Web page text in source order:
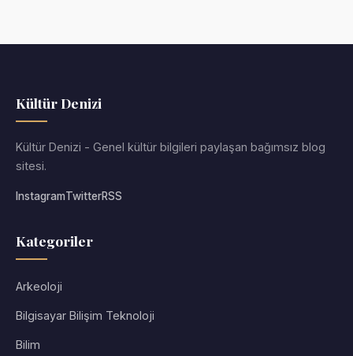
Kültür Denizi
Kültür Denizi - Genel kültür bilgileri paylaşan bağımsız blog
sitesi.
InstagramTwitterRSS
Kategoriler
Arkeoloji
Bilgisayar Bilişim Teknoloji
Bilim